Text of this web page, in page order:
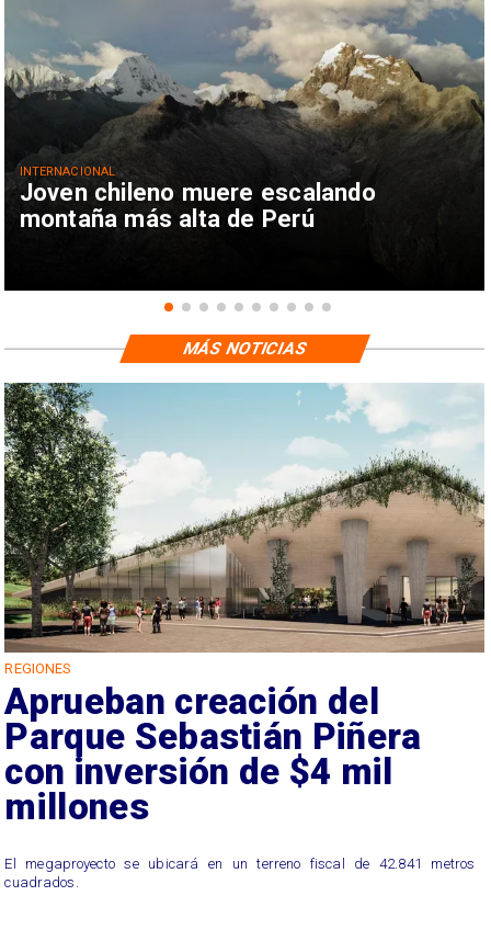
Joven chileno muere escalando
montaña más alta de Perú
INTERNACIONAL
REGIONES
Aprueban creación del
Parque Sebastián Piñera
con inversión de $4 mil
millones
El megaproyecto se ubicará en un terreno fiscal de 42.841 metros
cuadrados.
MÁS NOTICIAS